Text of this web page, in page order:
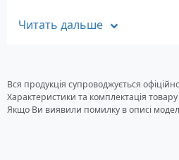
Габаритні розміри:
Діаметр балона: 38 см
Кількість відсіків: 2
Потужність двигуна: 10
Читать дальше
Вся продукція супроводжується
Характеристики та комплектація
Якщо Ви виявили помилку в описі